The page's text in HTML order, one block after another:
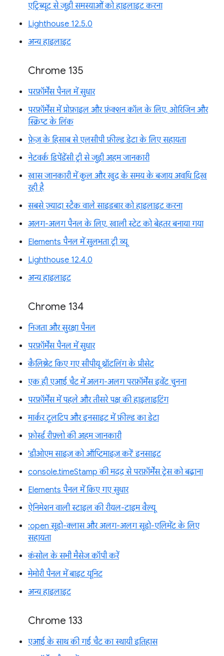
एट्रिब्यूट से जुड़ी समस्याओं को हाइलाइट करना
Lighthouse 12.5.0
अन्य हाइलाइट
Chrome 135
परफ़ॉर्मेंस पैनल में सुधार
परफ़ॉर्मेंस में प्रोफ़ाइल और फ़ंक्शन कॉल के लिए, ओरिजिन और
स्क्रिप्ट के लिंक
फ़ेज़ के हिसाब से एलसीपी फ़ील्ड डेटा के लिए सहायता
नेटवर्क डिपेंडेंसी ट्री से जुड़ी अहम जानकारी
खास जानकारी में कुल और खुद के समय के बजाय अवधि दिख
रही है
सबसे ज़्यादा स्टैक वाले साइडबार को हाइलाइट करना
अलग-अलग पैनल के लिए, खाली स्टेट को बेहतर बनाया गया
Elements पैनल में सुलभता ट्री व्यू
Lighthouse 12.4.0
अन्य हाइलाइट
Chrome 134
निजता और सुरक्षा पैनल
परफ़ॉर्मेंस पैनल में सुधार
कैलिब्रेट किए गए सीपीयू थ्रॉटलिंग के प्रीसेट
एक ही एआई चैट में अलग-अलग परफ़ॉर्मेंस इवेंट चुनना
परफ़ॉर्मेंस में पहले और तीसरे पक्ष की हाइलाइटिंग
मार्कर टूलटिप और इनसाइट में फ़ील्ड का डेटा
फ़ोर्स्ड रीफ़्लो की अहम जानकारी
'डीओएम साइज़ को ऑप्टिमाइज़ करें' इनसाइट
console.timeStamp की मदद से परफ़ॉर्मेंस ट्रेस को बढ़ाना
Elements पैनल में किए गए सुधार
ऐनिमेशन वाली स्टाइल की रीयल-टाइम वैल्यू
:open सूडो-क्लास और अलग-अलग सूडो-एलिमेंट के लिए
सहायता
कंसोल के सभी मैसेज कॉपी करें
मेमोरी पैनल में बाइट यूनिट
अन्य हाइलाइट
Chrome 133
एआई के साथ की गई चैट का स्थायी इतिहास